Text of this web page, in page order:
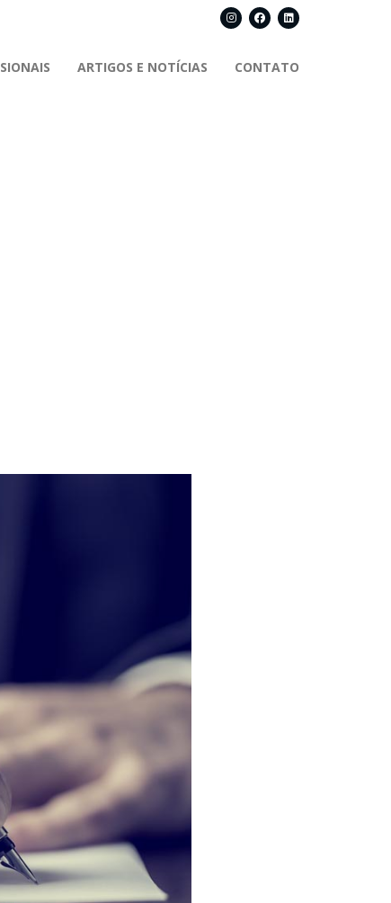
ARTIGOS E NOTÍCIAS CONTATO